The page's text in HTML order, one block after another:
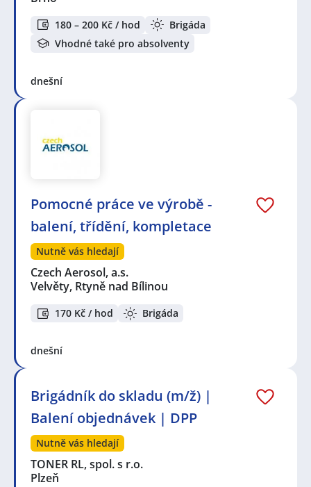
180 – 200 Kč / hod
Brigáda
Vhodné také pro absolventy
dnešní
Pomocné práce ve výrobě -
balení, třídění, kompletace
Nutně vás hledají
Czech Aerosol, a.s.
Velvěty, Rtyně nad Bílinou
170 Kč / hod Brigáda
dnešní
Brigádník do skladu (m/ž) |
Balení objednávek | DPP
Nutně vás hledají
TONER RL, spol. s r.o.
Plzeň